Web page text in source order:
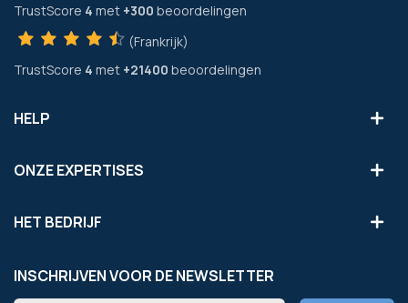
TrustScore 4 met +300 beoordelingen
(Frankrijk)
TrustScore 4 met +21400 beoordelingen
HELP
ONZE EXPERTISES
HET BEDRIJF
INSCHRIJVEN VOOR DE NEWSLETTER